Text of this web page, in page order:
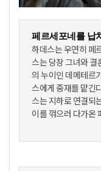
페르세포네를 납
하데스는 우연히 페
스는 당장 그녀와 결
의 누이인 데메테르
스에게 중재를 맡긴
스는 지하로 연결되
이를 꺾으러 다가온